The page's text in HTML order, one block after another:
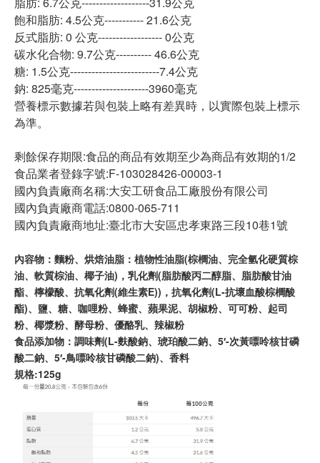
飽和脂肪: 4.5公克----------- 21.6公克
反式脂肪: 0 公克------------------ 0公克
碳水化合物: 9.7公克---------- 46.6公克
糖: 1.5公克-------------------------7.4公克
鈉: 825毫克---------------------3960毫克
營養標示數據若與包裝上略有差異時，以實際包裝上標示
為準。
剩餘保存期限:食品的商品有效期至少為商品有效期的1/2
食品業者登錄字號:F-103028426-00003-1
國內負責廠商名稱:大安工研食品工廠股份有限公司
國內負責廠商電話:0800-065-711
國內負責廠商地址:臺北市大安區忠孝東路三段10巷1號
內容物：麵粉、烘焙油脂：植物性油脂(棕櫚油、完全氫化硬質棕
油、軟質棕油、椰子油)，乳化劑(脂肪酸丙二醇脂、脂肪酸甘油
酯、檸檬酸、抗氧化劑(維生素E))，抗氧化劑(L-抗壞血酸棕櫚酸
酯)、鹽、糖、咖哩粉、蜂蜜、蘋果泥、胡椒粉、可可粉、起司
粉、椰漿粉、酵母粉、優酪乳、辣椒粉
食品添加物：調味劑(L-麩酸鈉、琥珀酸二鈉、5′-次黃嘌呤核甘磷
酸二鈉、5′-鳥嘌呤核甘磷酸二鈉)、香料
規格:125g